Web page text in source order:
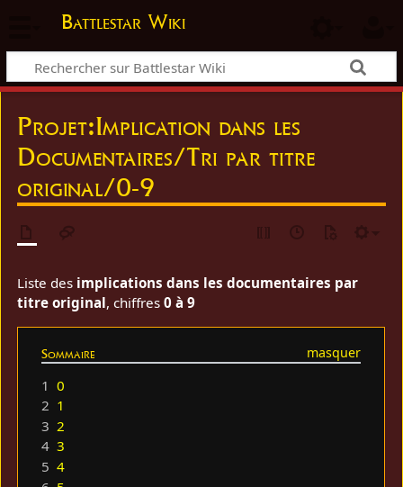
Battlestar Wiki
Projet:Implication dans les
Documentaires/Tri par titre
original/0-9
Liste des implications dans les documentaires par
titre original, chiffres0 à 9
Sommaire
1 0
2 1
3 2
4 3
5 4